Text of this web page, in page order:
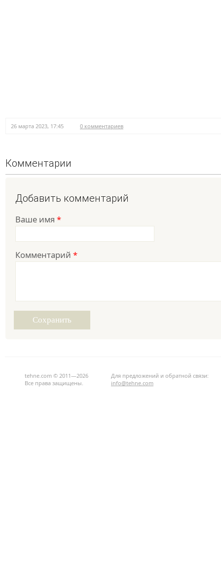
26 марта 2023, 17:45 0 комментариев
Комментарии
Добавить комментарий
Ваше имя *
Комментарий *
tehne.com © 2011—2026
Все права защищены.
Для предложений и обратной связи:
info@tehne.com